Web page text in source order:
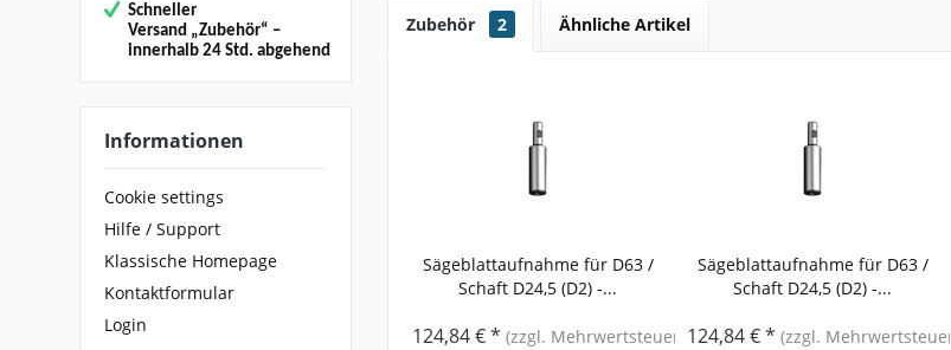
Schneller
Versand „Zubehör“ –
innerhalb 24 Std. abgehend
Informationen
Cookie settings
Hilfe / Support
Klassische Homepage
Kontaktformular
Login
Zubehör 2 Ähnliche Artikel
Sägeblattaufnahme für D63 /
Schaft D24,5 (D2) -...
124,84 € *(zzgl. Mehrwertsteuer)
Sägeblattaufnahme für D63 /
Schaft D24,5 (D2) -...
124,84 € *(zzgl. Mehrwertsteuer)